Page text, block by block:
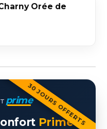
Orée de
30 JOURS OFFERTS
prime
Prime